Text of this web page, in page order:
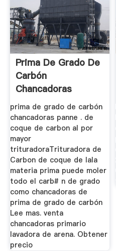
Prima De Grado De
Carbón
Chancadoras
prima de grado de carbón
chancadoras panne . de
coque de carbon al por
mayor
trituradoraTrituradora de
Carbon de coque de lala
materia prima puede moler
todo el carb# n de grado
como chancadoras de
prima de grado de carbón
Lee mas. venta
chancadoras primario
lavadora de arena. Obtener
precio